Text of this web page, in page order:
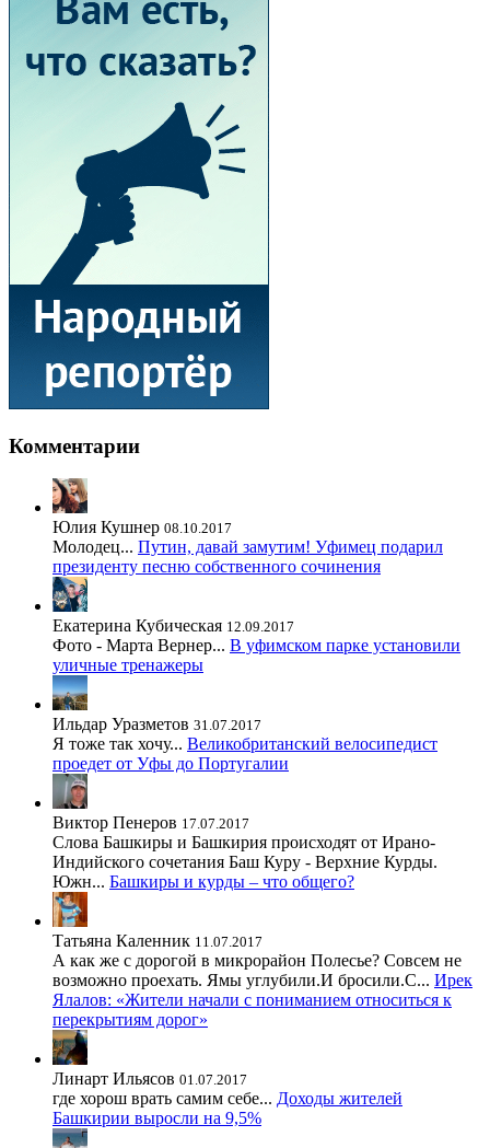
Комментарии
Юлия Кушнер 08.10.2017
Молодец... Путин, давай замутим! Уфимец подарил
президенту песню собственного сочинения
Екатерина Кубическая 12.09.2017
Фото - Марта Вернер... В уфимском парке установили
уличные тренажеры
Ильдар Уразметов 31.07.2017
Я тоже так хочу... Великобританский велосипедист
проедет от Уфы до Португалии
Виктор Пенеров 17.07.2017
Слова Башкиры и Башкирия происходят от Ирано-
Индийского сочетания Баш Куру - Верхние Курды.
Южн... Башкиры и курды – что общего?
Татьяна Каленник 11.07.2017
А как же с дорогой в микрорайон Полесье? Совсем не
возможно проехать. Ямы углубили.И бросили.С... Ирек
Ялалов: «Жители начали с пониманием относиться к
перекрытиям дорог»
Линарт Ильясов 01.07.2017
где хорош врать самим себе... Доходы жителей
Башкирии выросли на 9,5%